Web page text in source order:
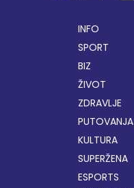
INFO
SPORT
BIZ
ŽIVOT
ZDRAVLJE
PUTOVANJA
KULTURA
SUPERŽENA
ESPORTS